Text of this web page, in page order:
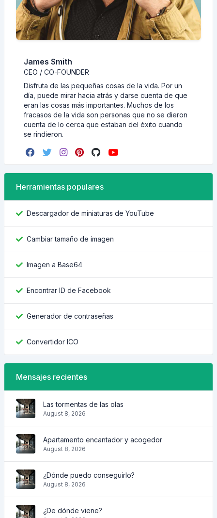
James Smith
CEO / CO-FOUNDER
Disfruta de las pequeñas cosas de la vida. Por un
día, puede mirar hacia atrás y darse cuenta de que
eran las cosas más importantes. Muchos de los
fracasos de la vida son personas que no se dieron
cuenta de lo cerca que estaban del éxito cuando
se rindieron.
Herramientas populares
Descargador de miniaturas de YouTube
Cambiar tamaño de imagen
Imagen a Base64
Encontrar ID de Facebook
Generador de contraseñas
Convertidor ICO
Mensajes recientes
Las tormentas de las olas
August 8, 2026
Apartamento encantador y acogedor
August 8, 2026
¿Dónde puedo conseguirlo?
August 8, 2026
¿De dónde viene?